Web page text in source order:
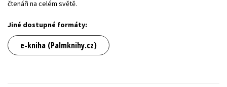
čtenáři na celém světě.
Jiné dostupné formáty:
e-kniha (Palmknihy.cz)